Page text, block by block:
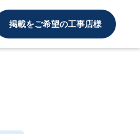
掲載をご希望の工事店様